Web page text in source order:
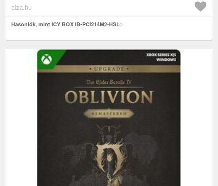
alza.hu
Hasonlók, mint ICY BOX IB-PCI214M2-HSL